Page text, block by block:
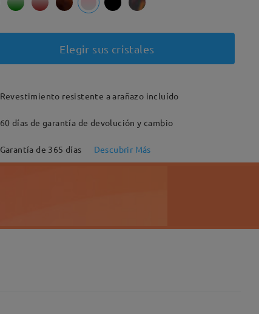
Elegir sus cristales
Revestimiento resistente a arañazo incluído
60 días de garantía de devolución y cambio
Garantía de 365 días Descubrir Más